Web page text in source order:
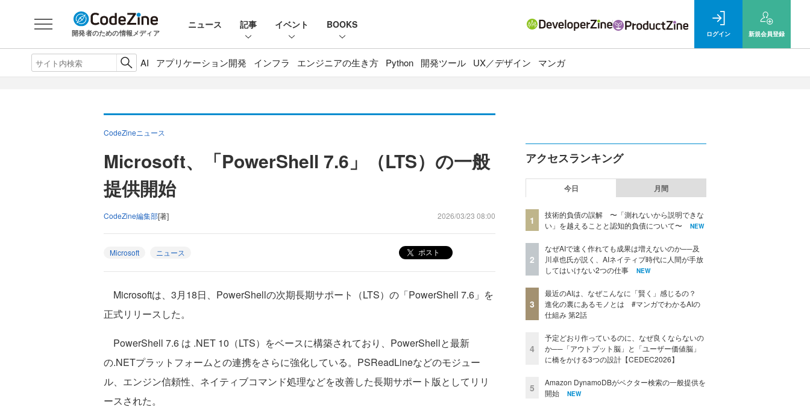
開発者のための情報メディア
ニュース 記事 イベント BOOKS
ログイン 新規会員登録
AI アプリケーション開発 インフラ エンジニアの生き方 Python 開発ツール UX／デザイン マンガ
CodeZineニュース
Microsoft、「PowerShell 7.6」（LTS）の一般
提供開始
CodeZine編集部[著] 2026/03/23 08:00
Microsoft ニュース ポスト
Microsoftは、3月18日、PowerShellの次期長期サポート（LTS）の「PowerShell 7.6」を
正式リリースした。
PowerShell 7.6 は .NET 10（LTS）をベースに構築されており、PowerShellと最新
の.NETプラットフォームとの連携をさらに強化している。PSReadLineなどのモジュー
ル、エンジン信頼性、ネイティブコマンド処理などを改善した長期サポート版としてリリ
ースされた。
アクセスランキング
今日 月間
1
技術的負債の誤解 〜「測れないから説明できな
い」を越えることと認知的負債について〜
NEW
2
なぜAIで速く作れても成果は増えないのか──及
川卓也氏が説く、AIネイティブ時代に人間が手放
してはいけない2つの仕事
NEW
3
最近のAIは、なぜこんなに「賢く」感じるの？
進化の裏にあるモノとは #マンガでわかるAIの
仕組み 第2話
4
予定どおり作っているのに、なぜ良くならないの
か──「アウトプット脳」と「ユーザー価値脳」
に橋をかける3つの設計【CEDEC2026】
5
Amazon DynamoDBがベクター検索の一般提供を
開始
NEW